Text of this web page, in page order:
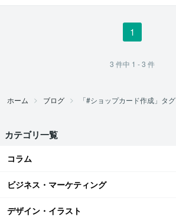
1
3 件中 1 - 3 件
ホーム ブログ 「#ショップカード作成」タグ
カテゴリ一覧
コラム
ビジネス・マーケティング
デザイン・イラスト